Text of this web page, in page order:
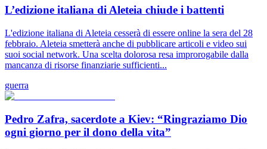
L’edizione italiana di Aleteia chiude i battenti
L'edizione italiana di Aleteia cesserà di essere online la sera del 28
febbraio. Aleteia smetterà anche di pubblicare articoli e video sui
suoi social network. Una scelta dolorosa resa improrogabile dalla
mancanza di risorse finanziarie sufficienti...
guerra
Pedro Zafra, sacerdote a Kiev: “Ringraziamo Dio
ogni giorno per il dono della vita”